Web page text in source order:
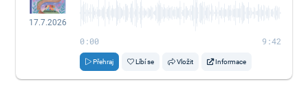
17.7.2026
0:00 9:42
Přehraj Líbí se Vložit Informace